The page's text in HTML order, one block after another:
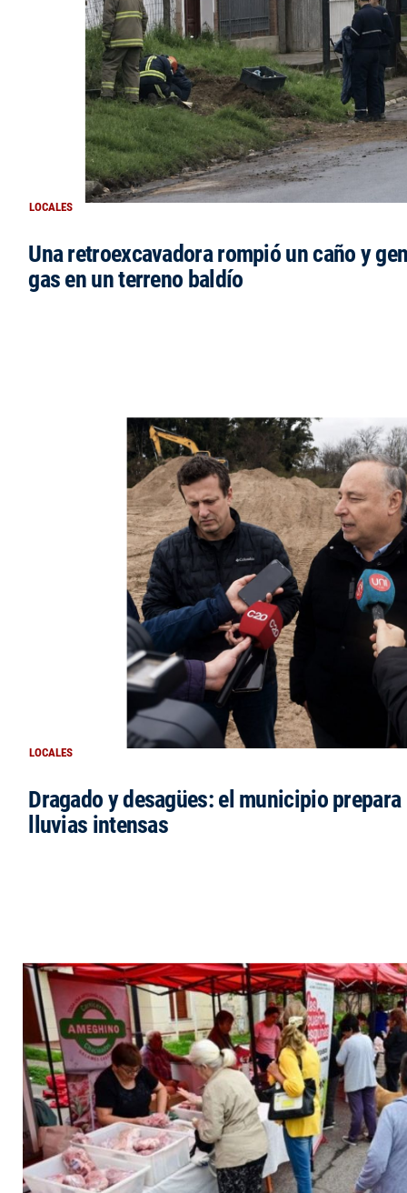
LOCALES
Una retroexcavadora rompió un caño y
gas en un terreno baldío
LOCALES
Dragado y desagües: el municipio
lluvias intensas